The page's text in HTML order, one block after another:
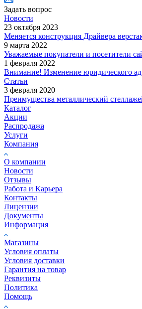
Задать вопрос
Новости
23 октября 2023
Меняется конструкция Драйвера
9 марта 2022
Уважаемые покупатели и посетители
1 февраля 2022
Внимание! Изменение юридического
Статьи
3 февраля 2020
Преимущества металлический
Каталог
Акции
Распродажа
Услуги
Компания
О компании
Новости
Отзывы
Работа и Карьера
Контакты
Лицензии
Документы
Информация
Магазины
Условия оплаты
Условия доставки
Гарантия на товар
Реквизиты
Политика
Помощь